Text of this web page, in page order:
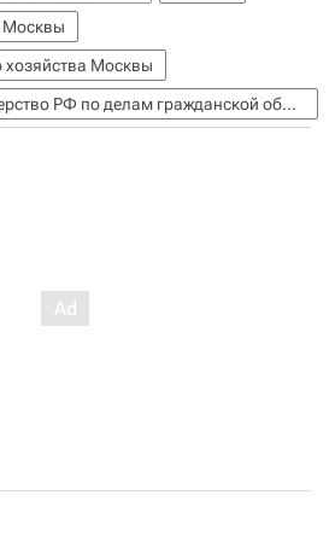
Москвы
хозяйства Москвы
МЧС России (Министерство РФ по делам гражданской обороны, чрезвычайным ситуациям и ликвидации последствий стихийных бедствий)